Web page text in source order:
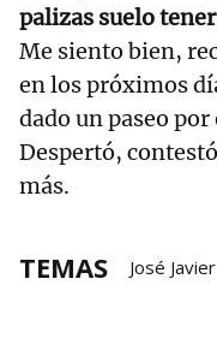
palizas suelo
Me siento bien,
en los próximos
dado un paseo
Despertó,
más.
TEMAS José